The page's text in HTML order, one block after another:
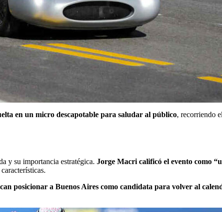
en un micro descapotable para saludar al público, recorriendo
y su importancia estratégica. Jorge Macri calificó el evento como
posicionar a Buenos Aires como candidata para volver al